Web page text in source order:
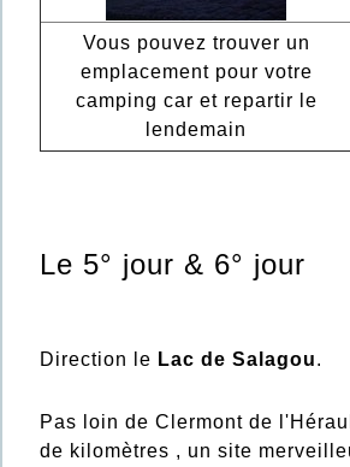
Vous pouvez trouver un
emplacement pour votre
camping car et repartir le
lendemain
Le 5° jour & 6° jour
Direction le Lac de Salagou.
Pas loin de Clermont de
de kilomètres , un site